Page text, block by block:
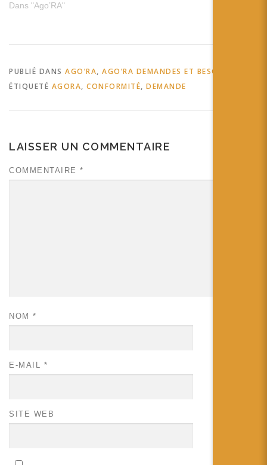
Dans "Ago’RA"
PUBLIÉ DANS AGO’RA, AGO’RA DEMANDES ET BESOINS
ÉTIQUETÉ AGORA, CONFORMITÉ, DEMANDE
LAISSER UN COMMENTAIRE
COMMENTAIRE *
NOM *
E-MAIL *
SITE WEB